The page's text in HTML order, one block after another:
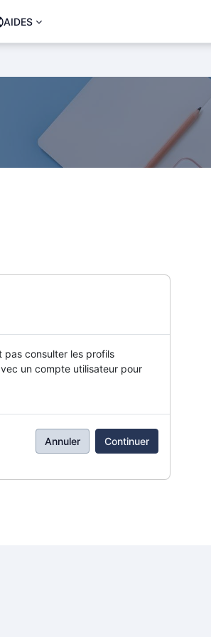
AIDES
pas consulter les profils
un compte utilisateur pour
Annuler Continuer